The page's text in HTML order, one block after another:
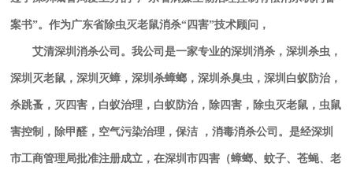
案书”。作为广东省除虫灭老鼠消杀“四害”技术顾问，
艾清深圳消杀公司。我公司是一家专业的深圳消杀，深圳杀虫，
深圳灭老鼠，深圳灭蟑，深圳杀蟑螂，深圳杀臭虫，深圳白蚁防治，
杀跳蚤，灭四害，白蚁治理，白蚁防治，除四害，除虫灭老鼠，虫鼠
害控制，除甲醛，空气污染治理，保洁 ，消毒消杀公司。是经深圳
市工商管理局批准注册成立，在深圳市四害（蟑螂、蚊子、苍蝇、老